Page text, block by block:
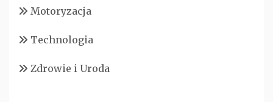
Motoryzacja
Technologia
Zdrowie i Uroda